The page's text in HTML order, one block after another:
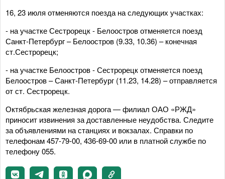
16, 23 июля отменяются поезда на следующих участках:
- на участке Сестрорецк - Белоостров отменяется поезд
Санкт-Петербург – Белоостров (9.33, 10.36) – конечная
ст.Сестрорецк;
- на участке Белоостров - Сестрорецк отменяется поезд
Белоостров – Санкт-Петербург (11.23, 14.28) – отправляется
от ст. Сестрорецк.
Октябрьская железная дорога — филиал ОАО «РЖД»
приносит извинения за доставленные неудобства. Следите
за объявлениями на станциях и вокзалах. Справки по
телефонам 457-79-00, 436-69-00 или в платной службе по
телефону 055.